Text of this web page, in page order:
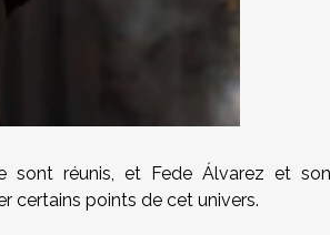
sont réunis, et Fede Álvarez et son
certains points de cet univers.